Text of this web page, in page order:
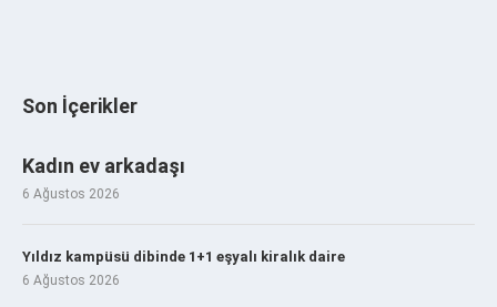
Son İçerikler
Kadın ev arkadaşı
6 Ağustos 2026
Yıldız kampüsü dibinde 1+1 eşyalı kiralık daire
6 Ağustos 2026